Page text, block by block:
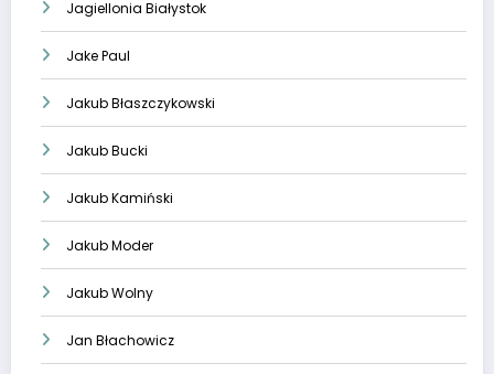
Jagiellonia Białystok
Jake Paul
Jakub Błaszczykowski
Jakub Bucki
Jakub Kamiński
Jakub Moder
Jakub Wolny
Jan Błachowicz